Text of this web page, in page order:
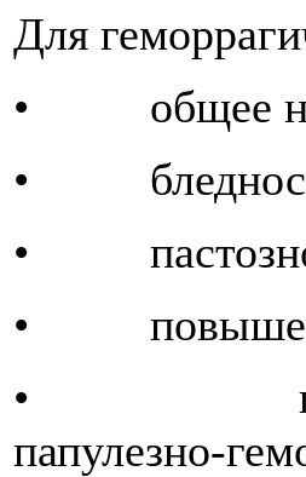
Для
• общее
•
•
•
•
папулезно-